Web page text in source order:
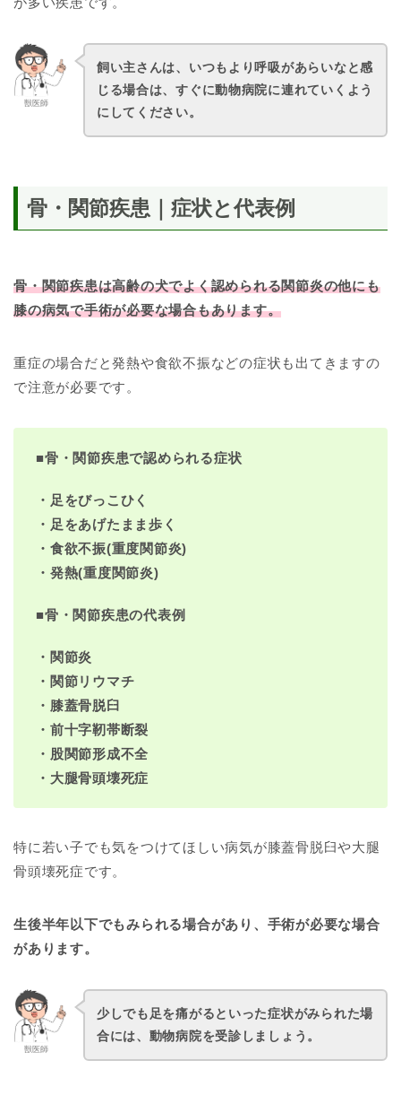
獣医師
飼い主さんは、いつもより呼吸があらいなと感
じる場合は、すぐに動物病院に連れていくよう
にしてください。
骨・関節疾患｜症状と代表例
骨・関節疾患は高齢の犬でよく認められる関節炎の他にも
膝の病気で手術が必要な場合もあります。
重症の場合だと発熱や食欲不振などの症状も出てきますの
で注意が必要です。
■骨・関節疾患で認められる症状
・足をびっこひく
・足をあげたまま歩く
・食欲不振(重度関節炎)
・発熱(重度関節炎)
■骨・関節疾患の代表例
・関節炎
・関節リウマチ
・膝蓋骨脱臼
・前十字靭帯断裂
・股関節形成不全
・大腿骨頭壊死症
特に若い子でも気をつけてほしい病気が膝蓋骨脱臼や大腿
骨頭壊死症です。
生後半年以下でもみられる場合があり、手術が必要な場合
があります。
獣医師
少しでも足を痛がるといった症状がみられた場
合には、動物病院を受診しましょう。